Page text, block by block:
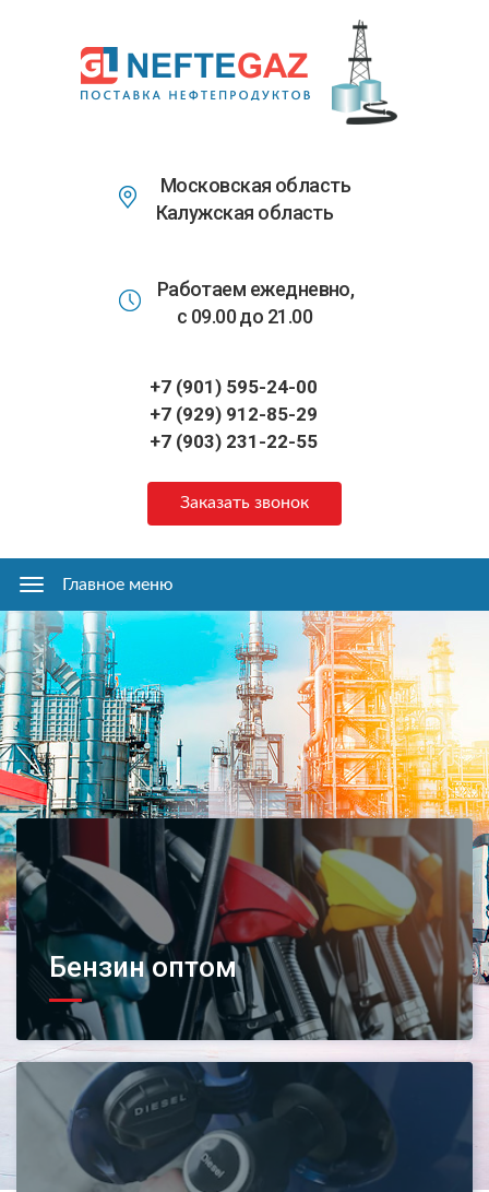
основному
содержанию
Московская область
Калужская область
Работаем ежедневно,
с 09.00 до 21.00
+7 (901) 595-24-00
+7 (929) 912-85-29
+7 (903) 231-22-55
Заказать звонок
Главное
меню
Главное меню
Бензин оптом